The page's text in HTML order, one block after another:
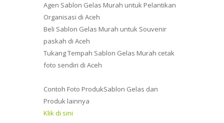
Agen Sablon Gelas Murah untuk Pelantikan
Organisasi di Aceh
Beli Sablon Gelas Murah untuk Souvenir
paskah di Aceh
Tukang Tempah Sablon Gelas Murah cetak
foto sendiri di Aceh
Contoh Foto ProdukSablon Gelas dan
Produk lainnya
Klik di sini